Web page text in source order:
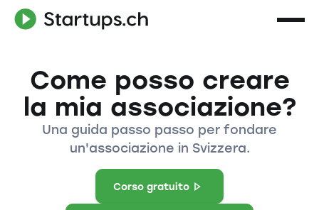
Come posso creare
la mia associazione?
Una guida passo passo per fondare
un'associazione in Svizzera.
Corso gratuito